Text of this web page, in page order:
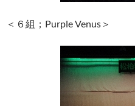
＜６組；Purple Venus＞